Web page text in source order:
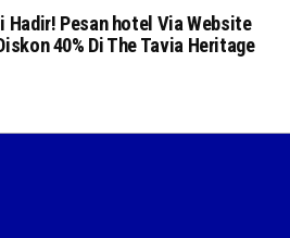
Hadir! Pesan hotel Via Website
40% Di The Tavia Heritage